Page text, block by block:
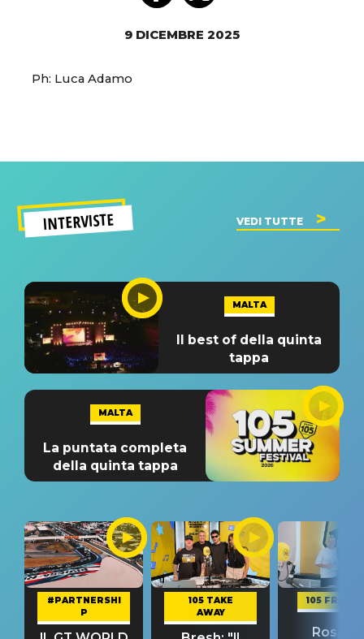
9 DICEMBRE 2025
Ph: Luca Adamo
INTERVISTE VEDI TUTTE
MALTA
Il best of della quinta
tappa
MALTA
La puntata completa
della quinta tappa
#PARTNERSHI
P
105 TAKE
AWAY
105
Rosario